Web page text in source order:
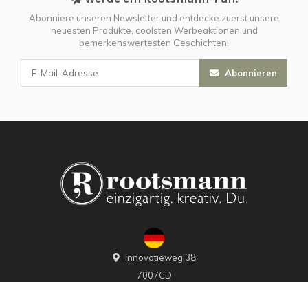
Abonniere unseren Newsletter und entdecke zuerst unsere
neuesten Produkte, coolsten Werbeaktionen und
bemerkenswertesten Geschichten!
Abonnieren
Innovatieweg 38
7007CD